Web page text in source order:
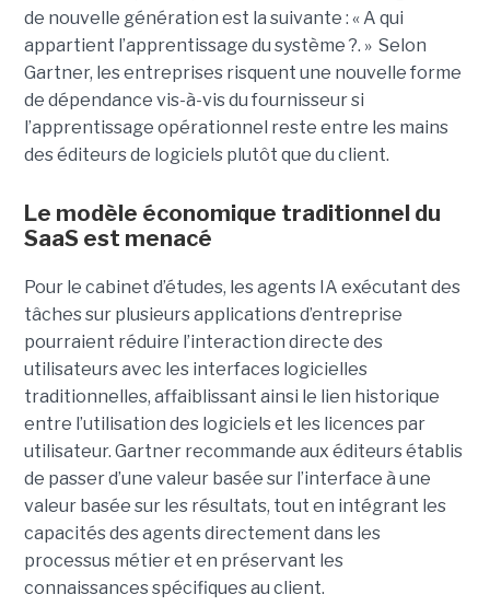
de nouvelle génération est la suivante : « A qui
appartient l’apprentissage du système ?. » Selon
Gartner, les entreprises risquent une nouvelle forme
de dépendance vis-à-vis du fournisseur si
l’apprentissage opérationnel reste entre les mains
des éditeurs de logiciels plutôt que du client.
Le modèle économique traditionnel du
SaaS est menacé
Pour le cabinet d’études, les agents IA exécutant des
tâches sur plusieurs applications d’entreprise
pourraient réduire l’interaction directe des
utilisateurs avec les interfaces logicielles
traditionnelles, affaiblissant ainsi le lien historique
entre l’utilisation des logiciels et les licences par
utilisateur. Gartner recommande aux éditeurs établis
de passer d’une valeur basée sur l’interface à une
valeur basée sur les résultats, tout en intégrant les
capacités des agents directement dans les
processus métier et en préservant les
connaissances spécifiques au client.